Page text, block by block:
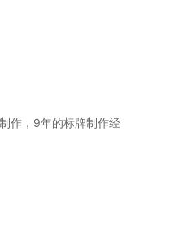
作，9年的标牌制作经